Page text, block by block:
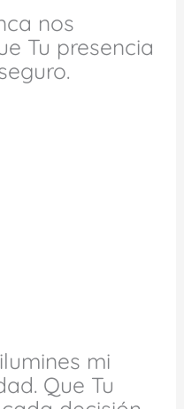
nos
Tu presencia
mi
Que Tu